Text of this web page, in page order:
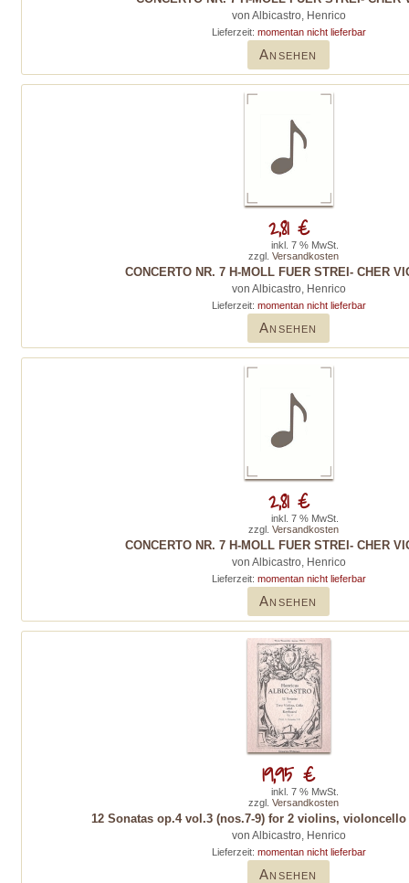
von Albicastro, Henrico
Lieferzeit: momentan nicht lieferbar
Ansehen
CONCERTO NR. 7 H-MOLL FUER STREI- CHER
von Albicastro, Henrico
Lieferzeit: momentan nicht lieferbar
Ansehen
2,81 €
inkl. 7 % MwSt.
zzgl. Versandkosten
CONCERTO NR. 7 H-MOLL FUER STREI- CHER
von Albicastro, Henrico
Lieferzeit: momentan nicht lieferbar
Ansehen
2,81 €
inkl. 7 % MwSt.
zzgl. Versandkosten
12 Sonatas op.4 vol.3 (nos.7-9) for 2 violins, violoncello
von Albicastro, Henrico
Lieferzeit: momentan nicht lieferbar
Ansehen
19,95 €
inkl. 7 % MwSt.
zzgl. Versandkosten